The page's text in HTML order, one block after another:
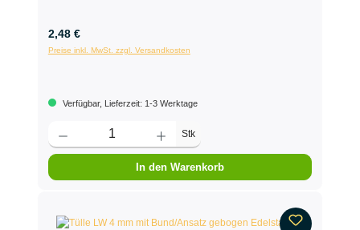
2,48 €
Preise inkl. MwSt. zzgl. Versandkosten
Verfügbar, Lieferzeit: 1-3 Werktage
Stk
In den Warenkorb